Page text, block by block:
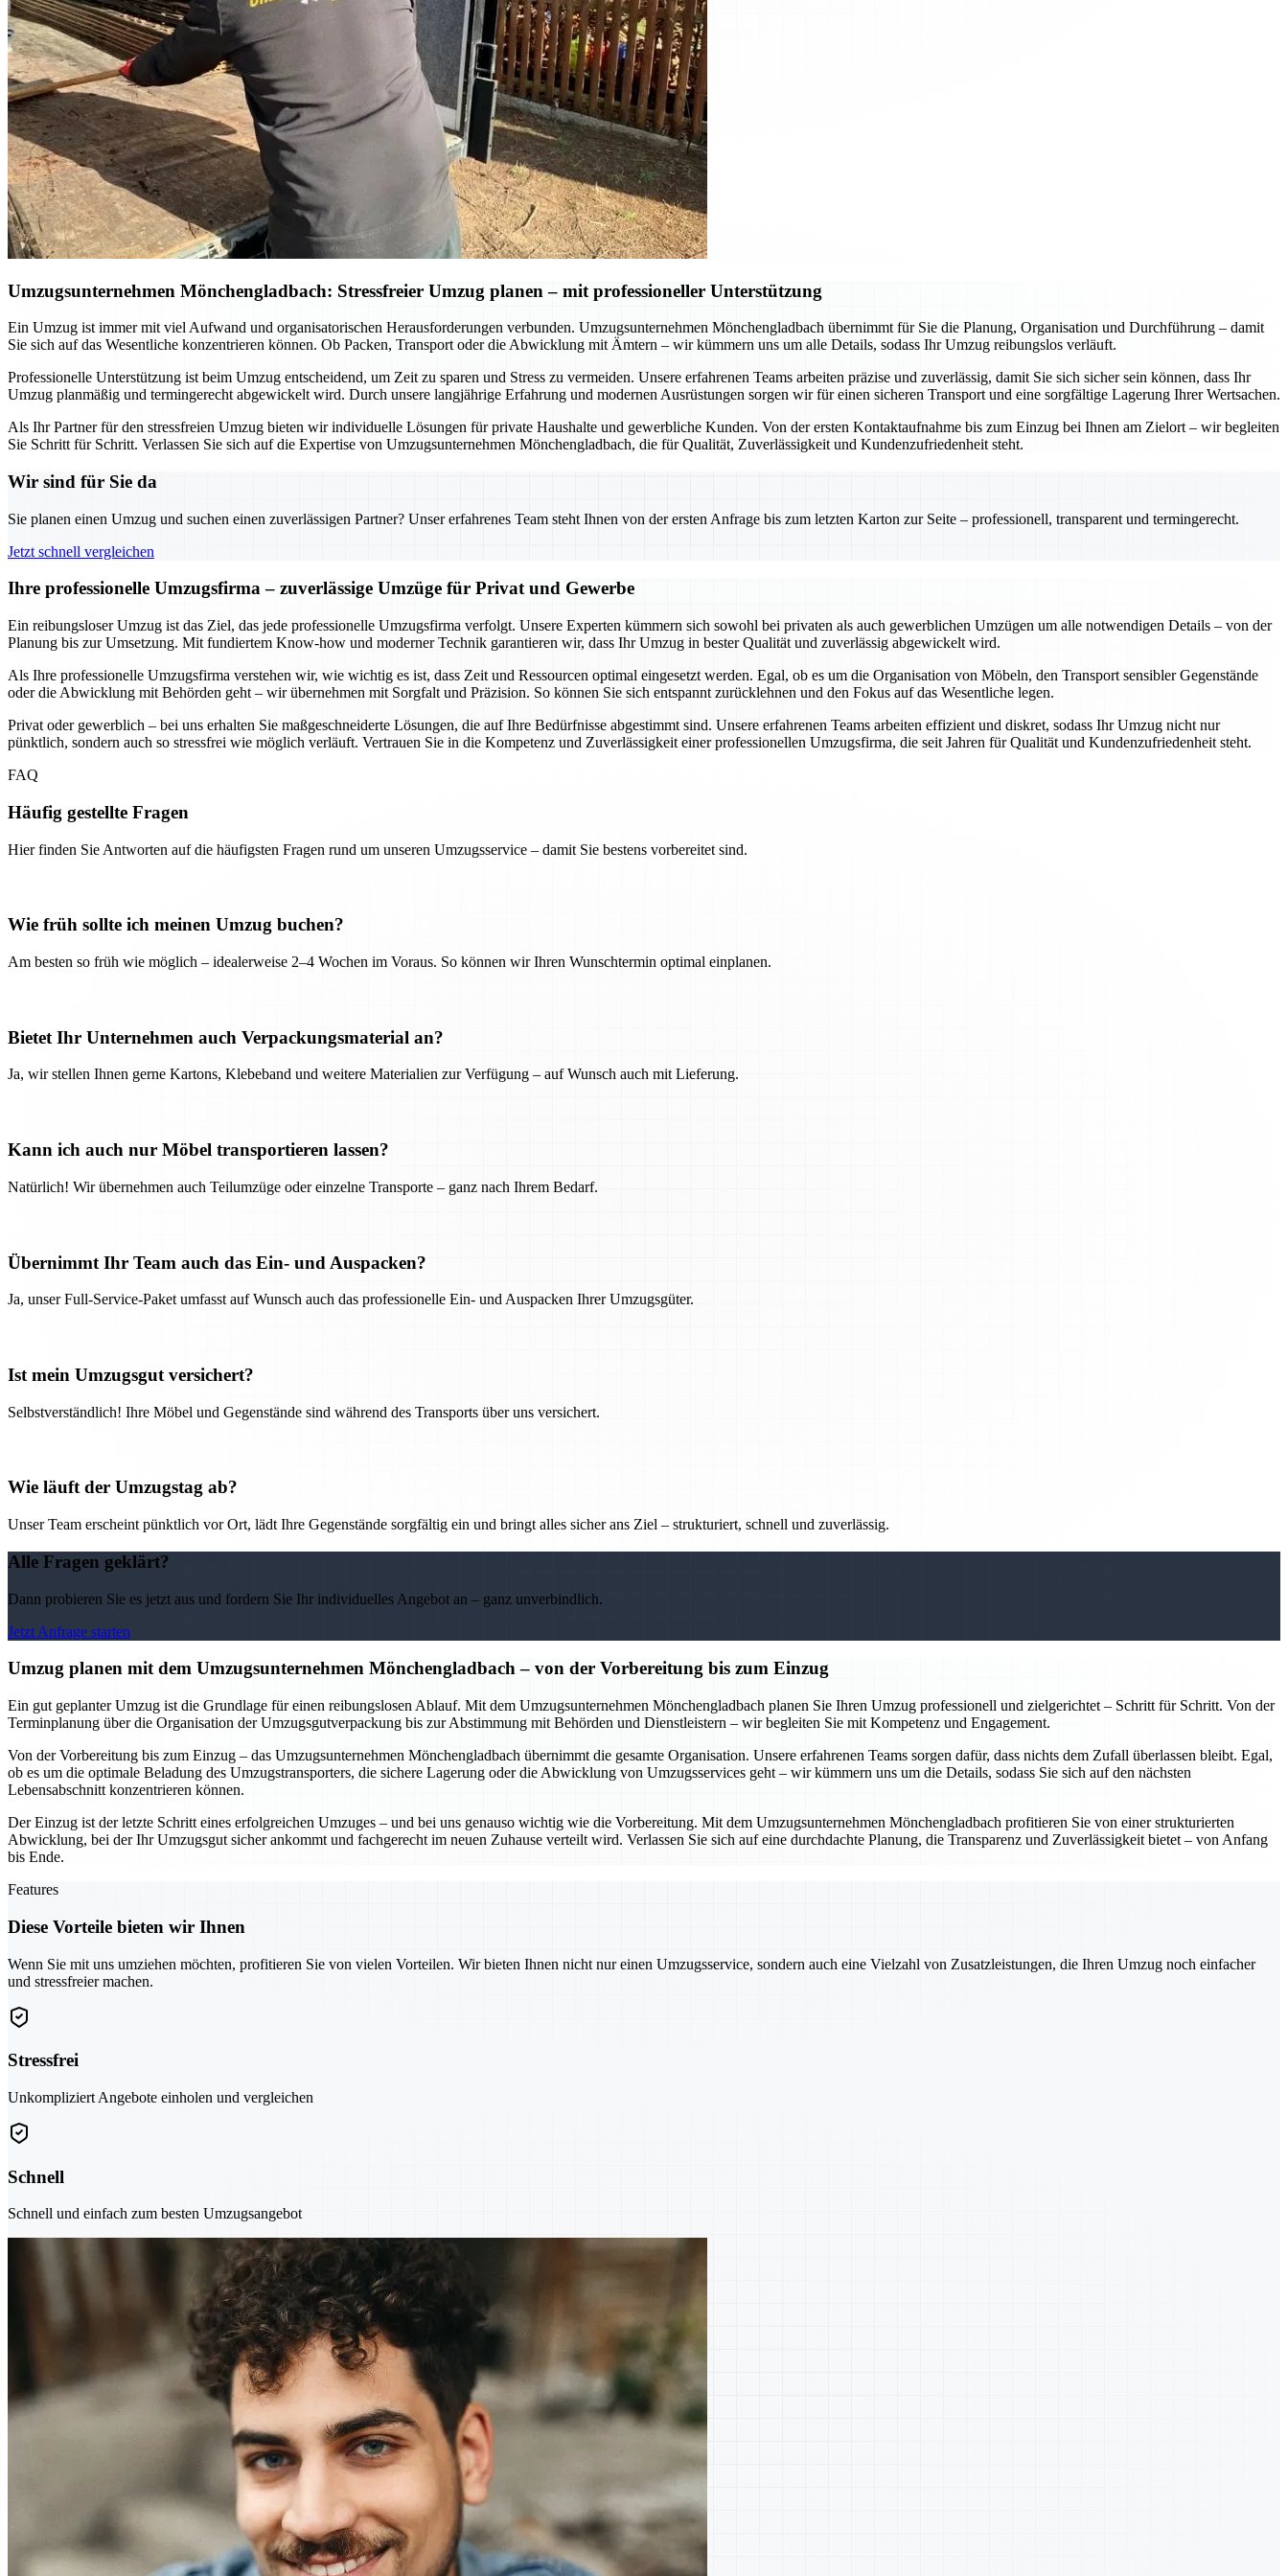
Umzugsunternehmen Mönchengladbach: Stressfreier Umzug planen – mit professioneller Unterstützung
Ein Umzug ist immer mit viel Aufwand und organisatorischen Herausforderungen verbunden. Umzugsunternehmen Mönchengladbach übernimmt für Sie die Planung, Organisation und Durchführung – damit
Sie sich auf das Wesentliche konzentrieren können. Ob Packen, Transport oder die Abwicklung mit Ämtern – wir kümmern uns um alle Details, sodass Ihr Umzug reibungslos verläuft.
Professionelle Unterstützung ist beim Umzug entscheidend, um Zeit zu sparen und Stress zu vermeiden. Unsere erfahrenen Teams arbeiten präzise und zuverlässig, damit Sie sich sicher sein können, dass Ihr
Umzug planmäßig und termingerecht abgewickelt wird. Durch unsere langjährige Erfahrung und modernen Ausrüstungen sorgen wir für einen sicheren Transport und eine sorgfältige Lagerung Ihrer Wertsachen.
Als Ihr Partner für den stressfreien Umzug bieten wir individuelle Lösungen für private Haushalte und gewerbliche Kunden. Von der ersten Kontaktaufnahme bis zum Einzug bei Ihnen am Zielort – wir begleiten
Sie Schritt für Schritt. Verlassen Sie sich auf die Expertise von Umzugsunternehmen Mönchengladbach, die für Qualität, Zuverlässigkeit und Kundenzufriedenheit steht.
Wir sind für Sie da
Sie planen einen Umzug und suchen einen zuverlässigen Partner? Unser erfahrenes Team steht Ihnen von der ersten Anfrage bis zum letzten Karton zur Seite – professionell, transparent und termingerecht.
Jetzt schnell vergleichen
Ihre professionelle Umzugsfirma – zuverlässige Umzüge für Privat und Gewerbe
Ein reibungsloser Umzug ist das Ziel, das jede professionelle Umzugsfirma verfolgt. Unsere Experten kümmern sich sowohl bei privaten als auch gewerblichen Umzügen um alle notwendigen Details – von der
Planung bis zur Umsetzung. Mit fundiertem Know-how und moderner Technik garantieren wir, dass Ihr Umzug in bester Qualität und zuverlässig abgewickelt wird.
Als Ihre professionelle Umzugsfirma verstehen wir, wie wichtig es ist, dass Zeit und Ressourcen optimal eingesetzt werden. Egal, ob es um die Organisation von Möbeln, den Transport sensibler Gegenstände
oder die Abwicklung mit Behörden geht – wir übernehmen mit Sorgfalt und Präzision. So können Sie sich entspannt zurücklehnen und den Fokus auf das Wesentliche legen.
Privat oder gewerblich – bei uns erhalten Sie maßgeschneiderte Lösungen, die auf Ihre Bedürfnisse abgestimmt sind. Unsere erfahrenen Teams arbeiten effizient und diskret, sodass Ihr Umzug nicht nur
pünktlich, sondern auch so stressfrei wie möglich verläuft. Vertrauen Sie in die Kompetenz und Zuverlässigkeit einer professionellen Umzugsfirma, die seit Jahren für Qualität und Kundenzufriedenheit steht.
FAQ
Häufig gestellte Fragen
Hier finden Sie Antworten auf die häufigsten Fragen rund um unseren Umzugsservice – damit Sie bestens vorbereitet sind.
Wie früh sollte ich meinen Umzug buchen?
Am besten so früh wie möglich – idealerweise 2–4 Wochen im Voraus. So können wir Ihren Wunschtermin optimal einplanen.
Bietet Ihr Unternehmen auch Verpackungsmaterial an?
Ja, wir stellen Ihnen gerne Kartons, Klebeband und weitere Materialien zur Verfügung – auf Wunsch auch mit Lieferung.
Kann ich auch nur Möbel transportieren lassen?
Natürlich! Wir übernehmen auch Teilumzüge oder einzelne Transporte – ganz nach Ihrem Bedarf.
Übernimmt Ihr Team auch das Ein- und Auspacken?
Ja, unser Full-Service-Paket umfasst auf Wunsch auch das professionelle Ein- und Auspacken Ihrer Umzugsgüter.
Ist mein Umzugsgut versichert?
Selbstverständlich! Ihre Möbel und Gegenstände sind während des Transports über uns versichert.
Wie läuft der Umzugstag ab?
Unser Team erscheint pünktlich vor Ort, lädt Ihre Gegenstände sorgfältig ein und bringt alles sicher ans Ziel – strukturiert, schnell und zuverlässig.
Alle Fragen geklärt?
Dann probieren Sie es jetzt aus und fordern Sie Ihr individuelles Angebot an – ganz unverbindlich.
Jetzt Anfrage starten
Umzug planen mit dem Umzugsunternehmen Mönchengladbach – von der Vorbereitung bis zum Einzug
Ein gut geplanter Umzug ist die Grundlage für einen reibungslosen Ablauf. Mit dem Umzugsunternehmen Mönchengladbach planen Sie Ihren Umzug professionell und zielgerichtet – Schritt für Schritt. Von der
Terminplanung über die Organisation der Umzugsgutverpackung bis zur Abstimmung mit Behörden und Dienstleistern – wir begleiten Sie mit Kompetenz und Engagement.
Von der Vorbereitung bis zum Einzug – das Umzugsunternehmen Mönchengladbach übernimmt die gesamte Organisation. Unsere erfahrenen Teams sorgen dafür, dass nichts dem Zufall überlassen bleibt. Egal,
ob es um die optimale Beladung des Umzugstransporters, die sichere Lagerung oder die Abwicklung von Umzugsservices geht – wir kümmern uns um die Details, sodass Sie sich auf den nächsten
Lebensabschnitt konzentrieren können.
Der Einzug ist der letzte Schritt eines erfolgreichen Umzuges – und bei uns genauso wichtig wie die Vorbereitung. Mit dem Umzugsunternehmen Mönchengladbach profitieren Sie von einer strukturierten
Abwicklung, bei der Ihr Umzugsgut sicher ankommt und fachgerecht im neuen Zuhause verteilt wird. Verlassen Sie sich auf eine durchdachte Planung, die Transparenz und Zuverlässigkeit bietet – von Anfang
bis Ende.
Features
Diese Vorteile bieten wir Ihnen
Wenn Sie mit uns umziehen möchten, profitieren Sie von vielen Vorteilen. Wir bieten Ihnen nicht nur einen Umzugsservice, sondern auch eine Vielzahl von Zusatzleistungen, die Ihren Umzug noch einfacher
und stressfreier machen.
Stressfrei
Unkompliziert Angebote einholen und vergleichen
Schnell
Schnell und einfach zum besten Umzugsangebot